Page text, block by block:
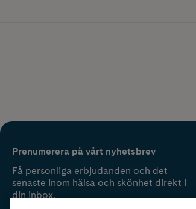
Prenumerera på vårt nyhetsbrev
Få personliga erbjudanden och det
senaste inom hälsa och skönhet direkt i
din inbox.